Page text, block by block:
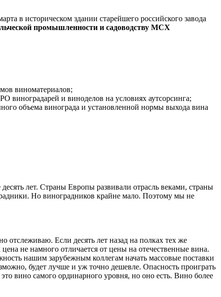
в историческом здании старейшего российского завода
промышленности и садоводству МСХ
виноматериалов;
и виноделов на условиях аутсорсинга;
объема винограда и установленной нормы выхода вина
лет. Страны Европы развивали отрасль веками, страны
Но виноградников крайне мало. Поэтому мы не
отслеживаю. Если десять лет назад на полках тех же
не намного отличается от цены на отечественные вина.
нашим зарубежным коллегам начать массовые поставки
будет лучше и уж точно дешевле. Опасность проиграть
вино самого ординарного уровня, но оно есть. Вино более